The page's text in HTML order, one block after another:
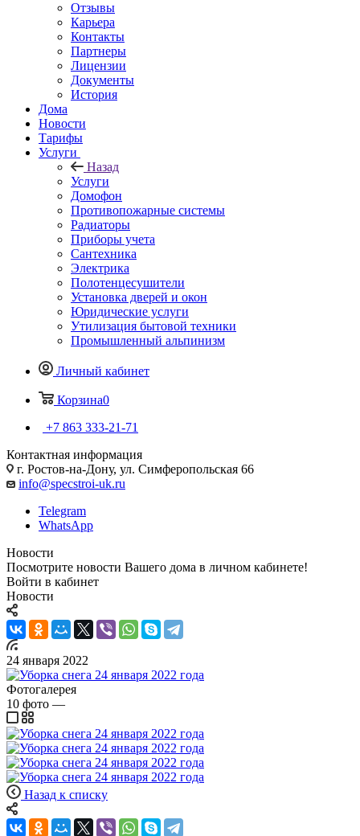
Отзывы
Карьера
Контакты
Партнеры
Лицензии
Документы
История
Дома
Новости
Тарифы
Услуги
Назад
Услуги
Домофон
Противопожарные системы
Радиаторы
Приборы учета
Сантехника
Электрика
Полотенцесушители
Установка дверей и окон
Юридические услуги
Утилизация бытовой техники
Промышленный альпинизм
Личный кабинет
Корзина0
+7 863 333-21-71
Контактная информация
г. Ростов-на-Дону, ул. Симферопольская 66
info@specstroi-uk.ru
Telegram
WhatsApp
Новости
Посмотрите новости Вашего дома в личном кабинете!
Войти в кабинет
Новости
24 января 2022
Фотогалерея
10 фото —
Назад к списку